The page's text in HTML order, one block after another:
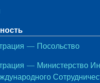
— Посольство
— Министерство